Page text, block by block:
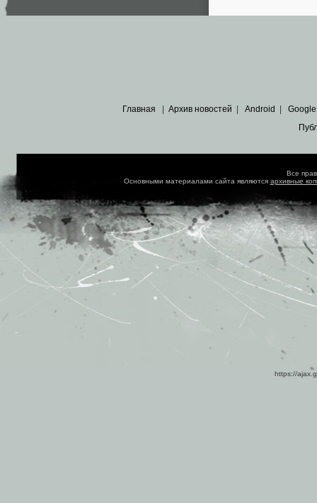
Главная Архив новостей Android Google
Все
Основными материалами сайта являются архивные
https://